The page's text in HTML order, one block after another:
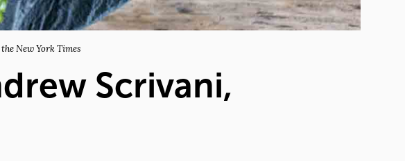
New York Times
Scrivani,